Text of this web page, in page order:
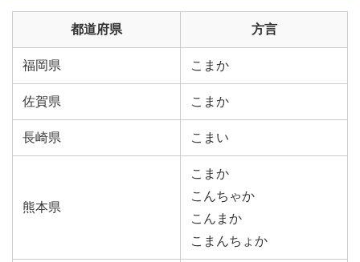
都道府県 方言
福岡県 こまか
佐賀県 こまか
長崎県 こまい
熊本県
こまか
こんちゃか
こんまか
こまんちょか